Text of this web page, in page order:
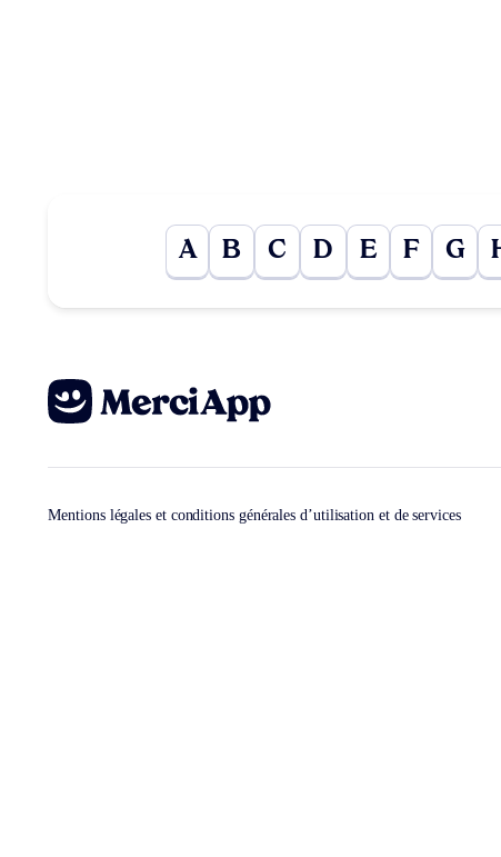
A B C D E F G
Mentions légales et conditions générales d’utilisation et de services